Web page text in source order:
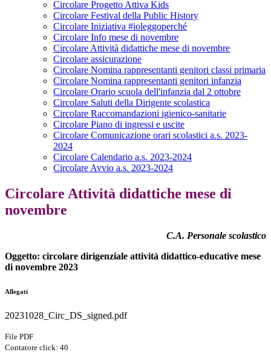
Circolare Progetto Attiva Kids
Circolare Festival della Public History
Circolare Iniziativa #ioleggoperché
Circolare Info mese di novembre
Circolare Attività didattiche mese di novembre
Circolare assicurazione
Circolare Nomina rappresentanti genitori classi primaria
Circolare Nomina rappresentanti genitori infanzia
Circolare Orario scuola dell'infanzia dal 2 ottobre
Circolare Saluti della Dirigente scolastica
Circolare Raccomandazioni igienico-sanitarie
Circolare Piano di ingressi e uscite
Circolare Comunicazione orari scolastici a.s. 2023-
2024
Circolare Calendario a.s. 2023-2024
Circolare Avvio a.s. 2023-2024
Circolare Attività didattiche mese di
novembre
C.A. Personale scolastico
Oggetto: circolare dirigenziale attività didattico-educative mese
di novembre 2023
Allegati
20231028_Circ_DS_signed.pdf
File PDF
Contatore click: 40